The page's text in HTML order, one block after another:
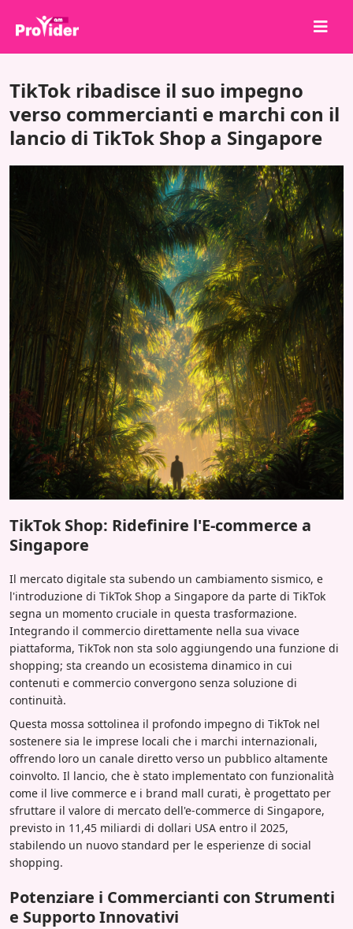
Accedi
Iscriviti
TikTok ribadisce il suo impegno
verso commercianti e marchi con il
lancio di TikTok Shop a Singapore
TikTok Shop: Ridefinire l'E-commerce a
Singapore
Il mercato digitale sta subendo un cambiamento sismico, e
l'introduzione di TikTok Shop a Singapore da parte di TikTok
segna un momento cruciale in questa trasformazione.
Integrando il commercio direttamente nella sua vivace
piattaforma, TikTok non sta solo aggiungendo una funzione di
shopping; sta creando un ecosistema dinamico in cui
contenuti e commercio convergono senza soluzione di
continuità.
Questa mossa sottolinea il profondo impegno di TikTok nel
sostenere sia le imprese locali che i marchi internazionali,
offrendo loro un canale diretto verso un pubblico altamente
coinvolto. Il lancio, che è stato implementato con funzionalità
come il live commerce e i brand mall curati, è progettato per
sfruttare il valore di mercato dell'e-commerce di Singapore,
previsto in 11,45 miliardi di dollari USA entro il 2025,
stabilendo un nuovo standard per le esperienze di social
shopping.
Potenziare i Commercianti con Strumenti
e Supporto Innovativi